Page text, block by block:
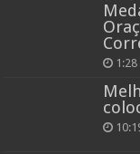
1:28